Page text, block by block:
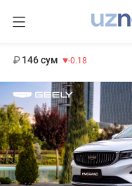
146 сум -0.18